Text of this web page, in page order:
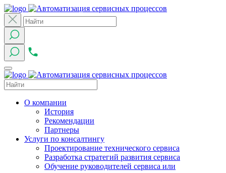
О компании
История
Рекомендации
Партнеры
Услуги по консалтингу
Проектирование технического сервиса
Разработка стратегий развития сервиса
Обучение руководителей сервиса или